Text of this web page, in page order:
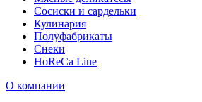
Сосиски и сардельки
Кулинария
Полуфабрикаты
Снеки
HoReCa Line
О компании